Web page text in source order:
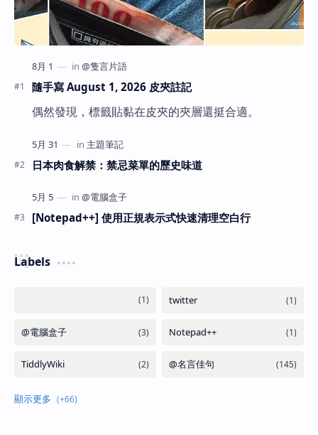
隨手寫 August 1, 2026 皮夾註記
偶然發現，標籤貼黏在皮夾的夾層還挺合適。
日本肉食解禁：禁忌菜單的歷史味道
[Notepad++] 使用正規表示式快速清理空白行
Labels